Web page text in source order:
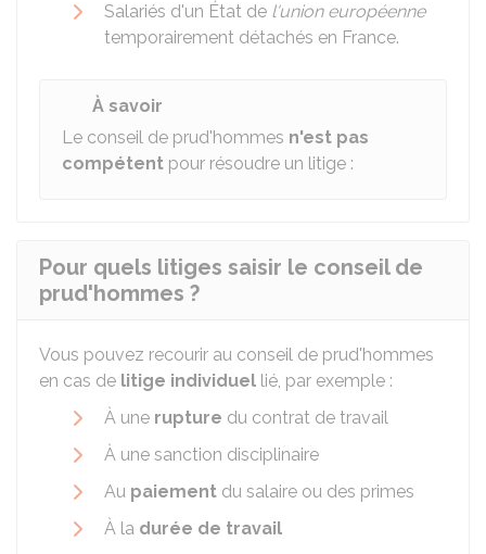
Salariés d'un État de l'union européenne
temporairement détachés en France.
À savoir
Le conseil de prud'hommes n'est pas
compétent pour résoudre un litige :
Pour quels litiges saisir le conseil de
prud'hommes ?
Vous pouvez recourir au conseil de prud'hommes
en cas de litige individuel lié, par exemple :
À une rupture du contrat de travail
À une sanction disciplinaire
Au paiement du salaire ou des primes
À la durée de travail